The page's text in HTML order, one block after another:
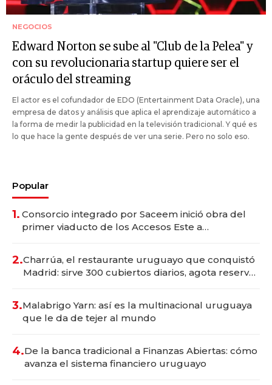
NEGOCIOS
Edward Norton se sube al "Club de la Pelea" y
con su revolucionaria startup quiere ser el
oráculo del streaming
El actor es el cofundador de EDO (Entertainment Data Oracle), una
empresa de datos y análisis que aplica el aprendizaje automático a
la forma de medir la publicidad en la televisión tradicional. Y qué es
lo que hace la gente después de ver una serie. Pero no solo eso.
Popular
1. Consorcio integrado por Saceem inició obra del
primer viaducto de los Accesos Este a
2.Charrúa, el restaurante uruguayo que conquistó
Madrid: sirve 300 cubiertos diarios, agota reservas
3.Malabrigo Yarn: así es la multinacional uruguaya
que le da de tejer al mundo
4.De la banca tradicional a Finanzas Abiertas: cómo
avanza el sistema financiero uruguayo